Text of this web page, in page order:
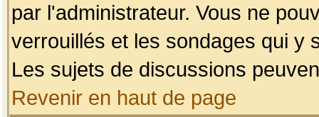
par l'administrateur. Vous ne
verrouillés et les sondages qui y
Les sujets de discussions
Revenir en haut de page